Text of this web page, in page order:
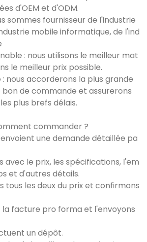
d'OEM et d'ODM.
sommes fournisseur de l'industrie
mobile informatique, de l'ind
: nous utilisons le meilleur mat
le meilleur prix possible.
nous accorderons la plus grande
de commande et assurerons
plus brefs délais.
commander ?
envoient une demande détaillée pa
avec le prix, les spécifications, l'em
et d'autres détails.
tous les deux du prix et confirmons
la facture pro forma et l'envoyons
un dépôt.